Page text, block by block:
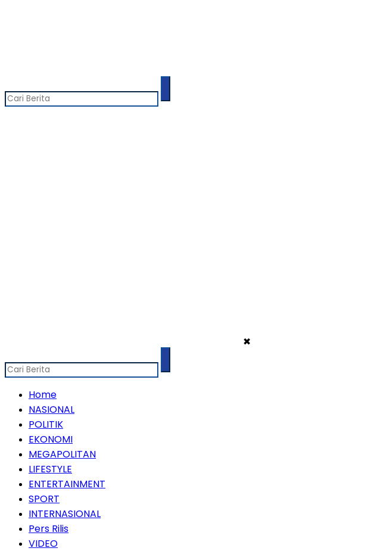
✖
Home
NASIONAL
POLITIK
EKONOMI
MEGAPOLITAN
LIFESTYLE
ENTERTAINMENT
SPORT
INTERNASIONAL
Pers Rilis
VIDEO